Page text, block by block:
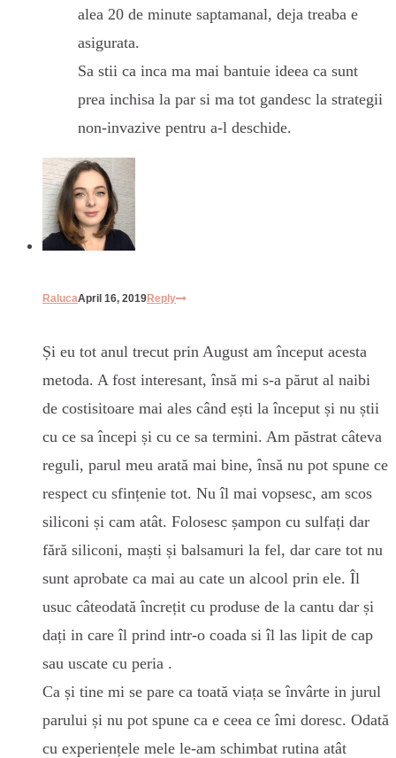
alea 20 de minute saptamanal, deja treaba e
asigurata.
Sa stii ca inca ma mai bantuie ideea ca sunt
prea inchisa la par si ma tot gandesc la strategii
non-invazive pentru a-l deschide.
RalucaApril 16, 2019Reply
Și eu tot anul trecut prin August am început acesta
metoda. A fost interesant, însă mi s-a părut al naibi
de costisitoare mai ales când ești la început și nu știi
cu ce sa începi și cu ce sa termini. Am păstrat câteva
reguli, parul meu arată mai bine, însă nu pot spune ce
respect cu sfințenie tot. Nu îl mai vopsesc, am scos
siliconi și cam atât. Folosesc șampon cu sulfați dar
fără siliconi, maști și balsamuri la fel, dar care tot nu
sunt aprobate ca mai au cate un alcool prin ele. Îl
usuc câteodată încrețit cu produse de la cantu dar și
dați in care îl prind intr-o coada si îl las lipit de cap
sau uscate cu peria .
Ca și tine mi se pare ca toată viața se învârte in jurul
parului și nu pot spune ca e ceea ce îmi doresc. Odată
cu experiențele mele le-am schimbat rutina atât